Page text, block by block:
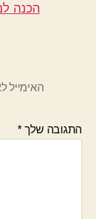
הכנה
האימייל
התגובה שלך*